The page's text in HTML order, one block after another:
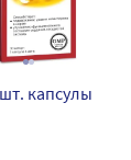
капсулы